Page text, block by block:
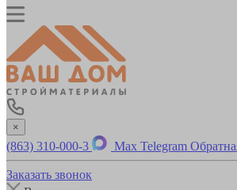
×
(863) 310-000-3 Max Telegram
Заказать звонок